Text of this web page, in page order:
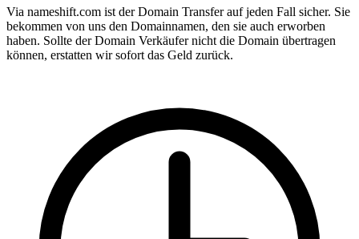
Via nameshift.com ist der Domain Transfer auf jeden Fall sicher. Sie
bekommen von uns den Domainnamen, den sie auch erworben
haben. Sollte der Domain Verkäufer nicht die Domain übertragen
können, erstatten wir sofort das Geld zurück.